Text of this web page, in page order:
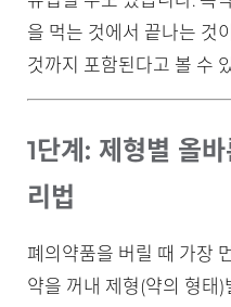
을 먹는 것에서 끝나는 것
것까지 포함된다고 볼 수
1단계: 제형별 올
리법
폐의약품을 버릴 때 가장
약을 꺼내 제형(약의 형태